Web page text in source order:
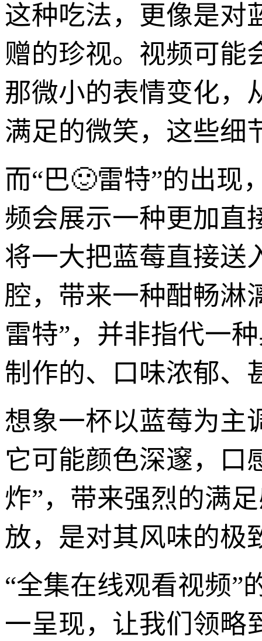
这种吃法，更像是对
赠的珍视。视频可能
那微小的表情变化，
满足的微笑，这些细
而“巴🙂雷特”的出现
频会展示一种更加直
将一大把蓝莓直接送
腔，带来一种酣畅淋
雷特”，并非指代一
制作的、口味浓郁、
想象一杯以蓝莓为主
它可能颜色深邃，口
炸”，带来强烈的满
放，是对其风味的极
“全集在线观看视频”
一呈现，让我们领略